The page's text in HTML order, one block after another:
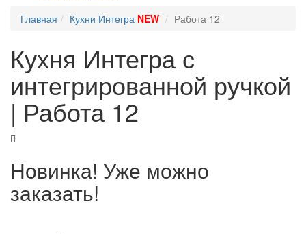
Главная
Кухни Интегра NEW Работа 12
Кухня Интегра с
интегрированной ручкой
| Работа 12
Новинка! Уже можно
заказать!